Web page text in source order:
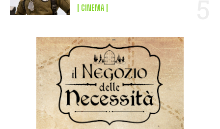
CINEMA